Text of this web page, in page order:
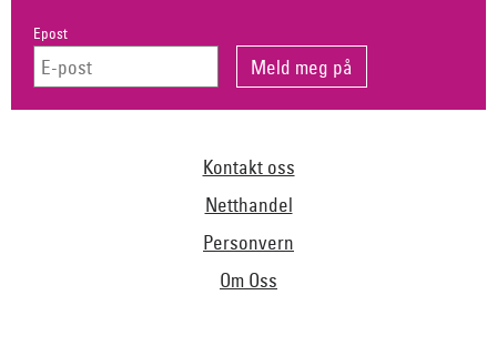
Epost
Kontakt oss
Netthandel
Personvern
Om Oss